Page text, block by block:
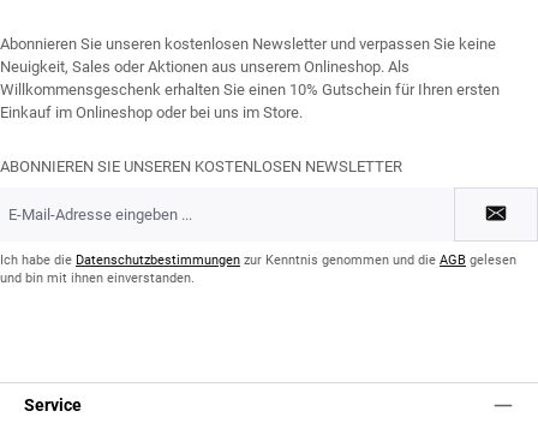
Abonnieren Sie unseren kostenlosen Newsletter und verpassen Sie keine
Neuigkeit, Sales oder Aktionen aus unserem Onlineshop. Als
Willkommensgeschenk erhalten Sie einen 10% Gutschein für Ihren ersten
Einkauf im Onlineshop oder bei uns im Store.
ABONNIEREN SIE UNSEREN KOSTENLOSEN NEWSLETTER
Mail-
*Ich habe die Datenschutzbestimmungen zur Kenntnis genommen und die AGB gelesen
und bin mit ihnen einverstanden.
Service